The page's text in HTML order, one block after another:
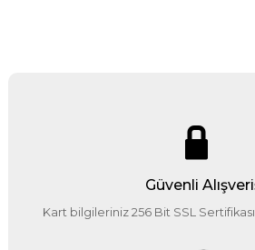
Güvenli
Kart bilgileriniz 256 Bit SSL